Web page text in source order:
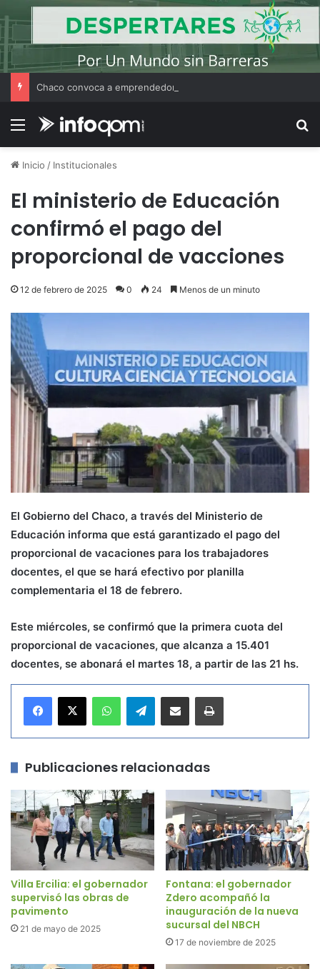
Menú
Inicio / Institucionales
El ministerio de Educación
confirmó el pago del
proporcional de vacciones
12 de febrero de 2025 0 24 Menos de un minuto
El Gobierno del Chaco, a través del Ministerio de
Educación informa que está garantizado el pago del
proporcional de vacaciones para los trabajadores
docentes, el que se hará efectivo por planilla
complementaria el 18 de febrero.
Este miércoles, se confirmó que la primera cuota del
proporcional de vacaciones, que alcanza a 15.401
docentes, se abonará el martes 18, a partir de las 21 hs.
Telegram
Publicaciones relacionadas
Villa Ercilia: el gobernador
supervisó las obras de
pavimento
21 de mayo de 2025
Fontana: el gobernador
Zdero acompañó la
inauguración de la nueva
sucursal del NBCH
17 de noviembre de 2025